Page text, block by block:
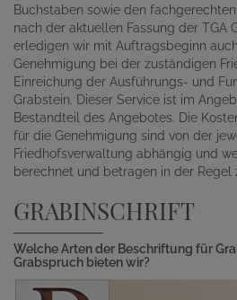
Buchstaben sowie den
nach der aktuellen Fassung der TGA
erledigen wir mit Auftragsbeginn
Genehmigung bei der zuständigen
Einreichung der Ausführungs- und
Grabstein. Dieser Service ist im
Bestandteil des Angebotes. Die
für die Genehmigung sind von der
Friedhofsverwaltung abhängig und
berechnet und betragen in der
GRABINSCHRIFT
Welche Arten der Beschriftung für
Grabspruch bieten wir?